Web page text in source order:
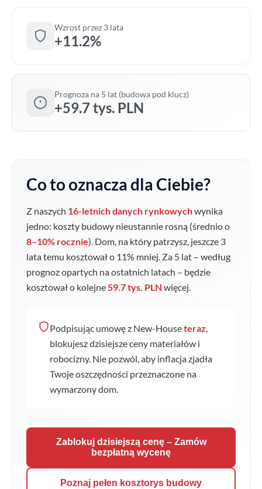
Wzrost przez 3 lata
+11.2%
Prognoza na 5 lat (budowa pod klucz)
+59.7 tys. PLN
Co to oznacza dla Ciebie?
Z naszych 16-letnich danych rynkowychwynika
jedno: koszty budowy nieustannie rosną (średnio o
8–10% rocznie). Dom, na który patrzysz, jeszcze 3
lata temu kosztował o 11% mniej. Za 5 lat – według
prognoz opartych na ostatnich latach – będzie
kosztował o kolejne59.7 tys. PLN więcej.
Podpisując umowę z New-Houseteraz,
blokujesz dzisiejsze ceny materiałów i
robocizny. Nie pozwól, aby inflacja zjadła
Twoje oszczędności przeznaczone na
wymarzony dom.
Zablokuj dzisiejszą cenę – Zamów
bezpłatną wycenę
Poznaj pełen kosztorys budowy